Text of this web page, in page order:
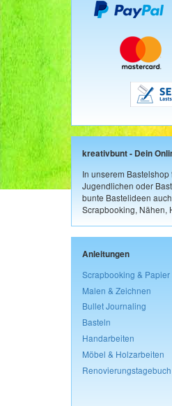
kreativbunt - Dein
In unserem
Jugendlichen oder
bunte Bastelideen
Scrapbooking, Nähen,
Anleitungen
Scrapbooking & Papier
Malen & Zeichnen
Bullet Journaling
Basteln
Handarbeiten
Möbel & Holzarbeiten
Renovierungstagebuch